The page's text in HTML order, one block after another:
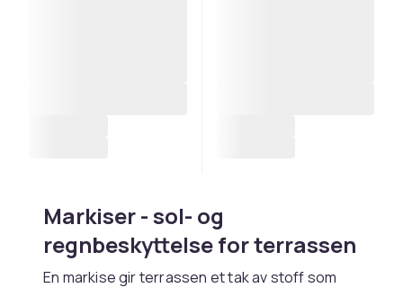
Markiser - sol- og
regnbeskyttelse for terrassen
En markise gir terrassen et tak av stoff som